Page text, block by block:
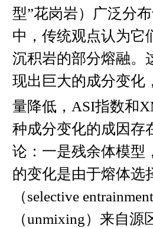
型”花岗岩）广泛分
中，传统观点认为它
沉积岩的部分熔融。
现出巨大的成分变化
量降低，ASI指数和
种成分变化的成因存
论：一是残余体模型
的变化是由于熔体选
（selective
（unmixing）来自源